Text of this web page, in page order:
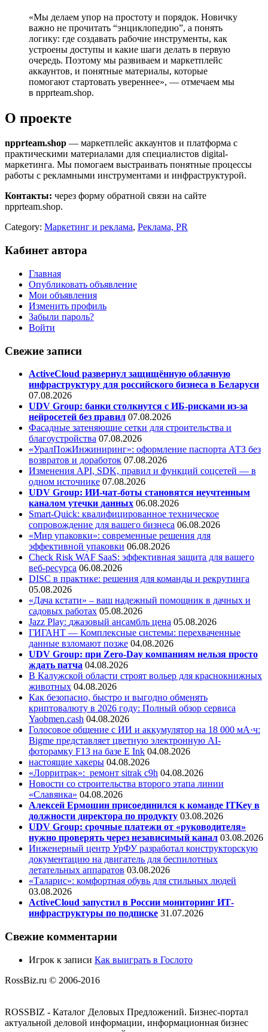
«Мы делаем упор на простоту и порядок. Новичку
важно не прочитать “энциклопедию”, а понять
логику: где создавать рабочие инструменты, как
устроены доступы и какие шаги делать в первую
очередь. Поэтому мы развиваем и маркетплейс
аккаунтов, и понятные материалы, которые
помогают стартовать увереннее», — отмечаем мы
в npprteam.shop.
О проекте
npprteam.shop — маркетплейс аккаунтов и платформа с
практическими материалами для специалистов digital-
маркетинга. Мы помогаем выстраивать понятные процессы
работы с рекламными инструментами и инфраструктурой.
Контакты: через форму обратной связи на сайте
npprteam.shop.
Category: Маркетинг и реклама, Реклама, PR
Кабинет автора
Главная
Опубликовать объявление
Мои объявления
Изменить профиль
Забыли пароль?
Войти
Свежие записи
ActiveCloud развернул защищённую облачную
инфраструктуру для российского бизнеса в Беларуси
07.08.2026
UDV Group: банки столкнутся с ИБ-рисками из-за
нейросетей без правил 07.08.2026
Фасадные затеняющие сетки для строительства и
благоустройства 07.08.2026
«УралПожИнжиниринг»: оформление паспорта АТЗ без
возвратов и доработок 07.08.2026
Изменения API, SDK, правил и функций соцсетей — в
одном источнике 07.08.2026
UDV Group: ИИ-чат-боты становятся неучтенным
каналом утечки данных 06.08.2026
Smart-Quick: квалифицированное техническое
сопровождение для вашего бизнеса 06.08.2026
«Мир упаковки»: современные решения для
эффективной упаковки 06.08.2026
Check Risk WAF SaaS: эффективная защита для вашего
веб-ресурса 06.08.2026
DISC в практике: решения для команды и рекрутинга
05.08.2026
«Дача кстати» – ваш надежный помощник в дачных и
садовых работах 05.08.2026
Jazz Play: джазовый ансамбль цена 05.08.2026
ГИГАНТ — Комплексные системы: перехваченные
данные взломают позже 04.08.2026
UDV Group: при Zero-Day компаниям нельзя просто
ждать патча 04.08.2026
В Калужской области строят вольер для краснокнижных
животных 04.08.2026
Как безопасно, быстро и выгодно обменять
криптовалюту в 2026 году: Полный обзор сервиса
Yaobmen.cash 04.08.2026
Голосовое общение с ИИ и аккумулятор на 18 000 мА·ч:
Bigme представляет цветную электронную AI-
фоторамку F13 на базе E Ink 04.08.2026
настоящие хакеры 04.08.2026
«Лорритрак»: ремонт sitrak c9h 04.08.2026
Новости со строительства второго этапа линии
«Славянка» 04.08.2026
Алексей Ермошин присоединился к команде ITKey в
должности директора по продукту 03.08.2026
UDV Group: срочные платежи от «руководителя»
нужно проверять через независимый канал 03.08.2026
Инженерный центр УрФУ разработал конструкторскую
документацию на двигатель для беспилотных
летательных аппаратов 03.08.2026
«Таларис»: комфортная обувь для стильных людей
03.08.2026
ActiveCloud запустил в России мониторинг ИТ-
инфраструктуры по подписке 31.07.2026
Свежие комментарии
Игрок к записи Как выиграть в Гослото
RossBiz.ru © 2006-2016
ROSSBIZ - Каталог Деловых Предложений. Бизнес-портал
актуальной деловой информации, информационная бизнес